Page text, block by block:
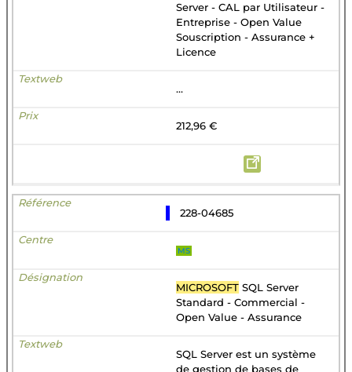
Server - CAL par Utilisateur -
Entreprise - Open Value
Souscription - Assurance +
Licence
...
212,96 €
228-04685
MS
MICROSOFT SQL Server
Standard - Commercial -
Open Value - Assurance
SQL Server est un système
de gestion de bases de